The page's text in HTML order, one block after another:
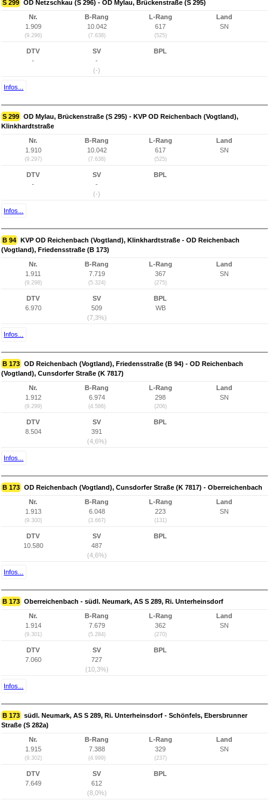
S 299 OD Netzschkau (S 296) - OD Mylau, Brückenstraße (S 295)
Nr.
1.909
(9.296)
B-Rang
10.042
(7.638)
L-Rang
617
(525)
Land
SN
DTV
-
SV
-
(-)
BPL
Infos...
S 299 OD Mylau, Brückenstraße (S 295) - KVP OD Reichenbach (Vogtland),
Klinkhardtstraße
Nr.
1.910
(9.297)
B-Rang
10.042
(7.638)
L-Rang
617
(525)
Land
SN
DTV
-
SV
-
(-)
BPL
Infos...
B 94 KVP OD Reichenbach (Vogtland), Klinkhardtstraße - OD Reichenbach
(Vogtland), Friedensstraße (B 173)
Nr.
1.911
(9.298)
B-Rang
7.719
(5.324)
L-Rang
367
(275)
Land
SN
DTV
6.970
SV
509
(7,3%)
BPL
WB
Infos...
B 173 OD Reichenbach (Vogtland), Friedensstraße (B 94) - OD Reichenbach
(Vogtland), Cunsdorfer Straße (K 7817)
Nr.
1.912
(9.299)
B-Rang
6.974
(4.586)
L-Rang
298
(206)
Land
SN
DTV
8.504
SV
391
(4,6%)
BPL
Infos...
B 173 OD Reichenbach (Vogtland), Cunsdorfer Straße (K 7817) - Oberreichenbach
Nr.
1.913
(9.300)
B-Rang
6.048
(3.667)
L-Rang
223
(131)
Land
SN
DTV
10.580
SV
487
(4,6%)
BPL
Infos...
B 173 Oberreichenbach - südl. Neumark, AS S 289, Ri. Unterheinsdorf
Nr.
1.914
(9.301)
B-Rang
7.679
(5.284)
L-Rang
362
(270)
Land
SN
DTV
7.060
SV
727
(10,3%)
BPL
Infos...
B 173 südl. Neumark, AS S 289, Ri. Unterheinsdorf - Schönfels, Ebersbrunner
Straße (S 282a)
Nr.
1.915
(9.302)
B-Rang
7.388
(4.999)
L-Rang
329
(237)
Land
SN
DTV
7.649
SV
612
(8,0%)
BPL